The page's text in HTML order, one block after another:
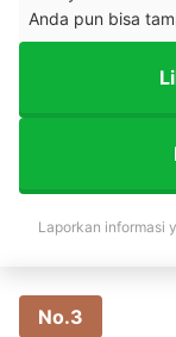
Anda pun bisa
Laporkan informasi
No.3